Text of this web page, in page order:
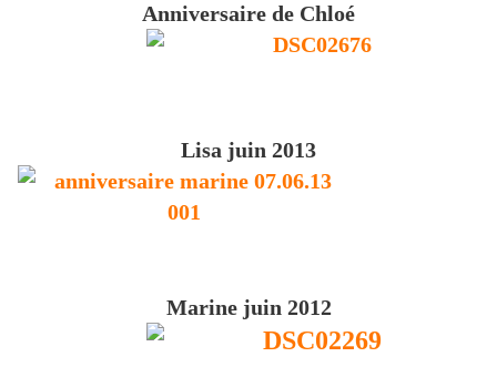
Anniversaire de Chloé
Lisa juin 2013
Marine juin 2012